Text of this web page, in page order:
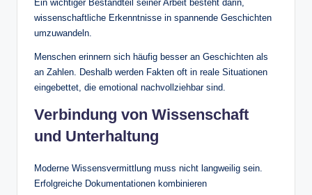
Ein wichtiger Bestandteil seiner Arbeit besteht darin,
wissenschaftliche Erkenntnisse in spannende Geschichten
umzuwandeln.
Menschen erinnern sich häufig besser an Geschichten als
an Zahlen. Deshalb werden Fakten oft in reale Situationen
eingebettet, die emotional nachvollziehbar sind.
Verbindung von Wissenschaft
und Unterhaltung
Moderne Wissensvermittlung muss nicht langweilig sein.
Erfolgreiche Dokumentationen kombinieren